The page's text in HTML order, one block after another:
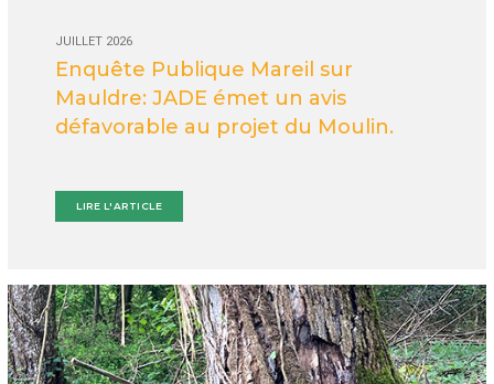
JUILLET 2026
Enquête Publique Mareil sur
Mauldre: JADE émet un avis
défavorable au projet du Moulin.
LIRE L'ARTICLE